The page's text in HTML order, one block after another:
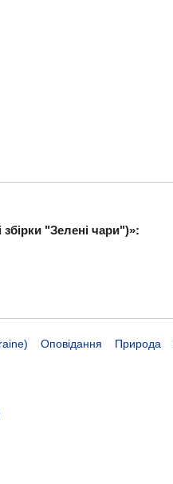
"Зелені чари")»:
Оповідання Природа